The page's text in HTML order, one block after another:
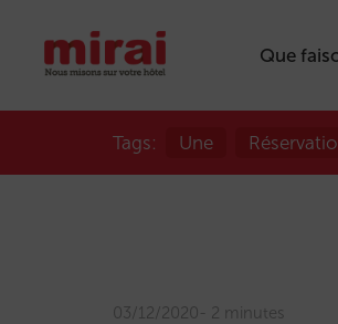
Que
Tags: Une
03/12/2020 2 minutes